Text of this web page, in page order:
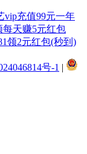
vip充值99元一年
每天赚5元红包
领2元红包(秒到)
号-1 |